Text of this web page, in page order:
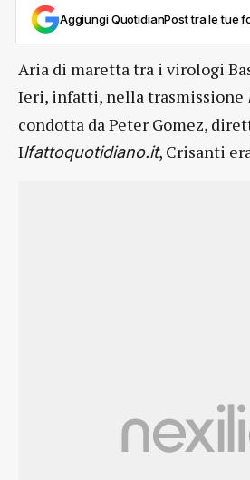
Aggiungi QuotidianPost tra le tue
Aria di maretta tra i virologi
Ieri, infatti, nella trasmissione
condotta da Peter Gomez,
Ilfattoquotidiano.it, Crisanti